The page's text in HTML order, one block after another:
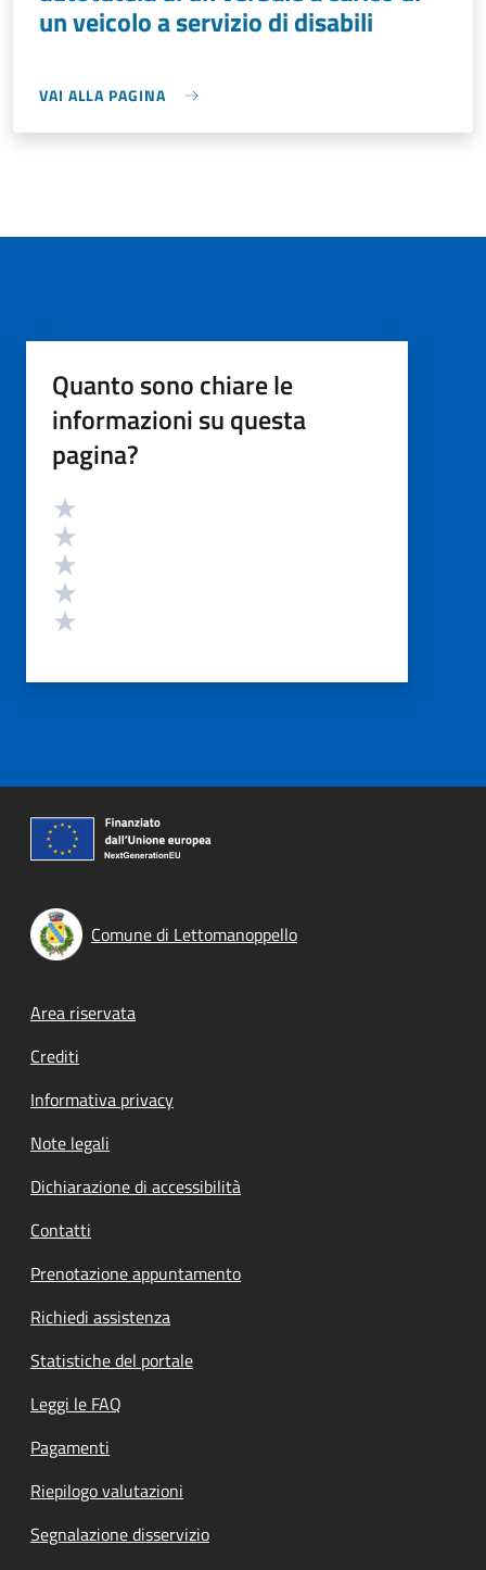
un veicolo a servizio di disabili
VAI ALLA PAGINA
Quanto sono chiare le
informazioni su questa
pagina?
Valutazione
Comune di Lettomanoppello
Footer menu
Area riservata
Crediti
Informativa privacy
Note legali
Dichiarazione di accessibilità
Contatti
Prenotazione appuntamento
Richiedi assistenza
Statistiche del portale
Leggi le FAQ
Pagamenti
Riepilogo valutazioni
Segnalazione disservizio